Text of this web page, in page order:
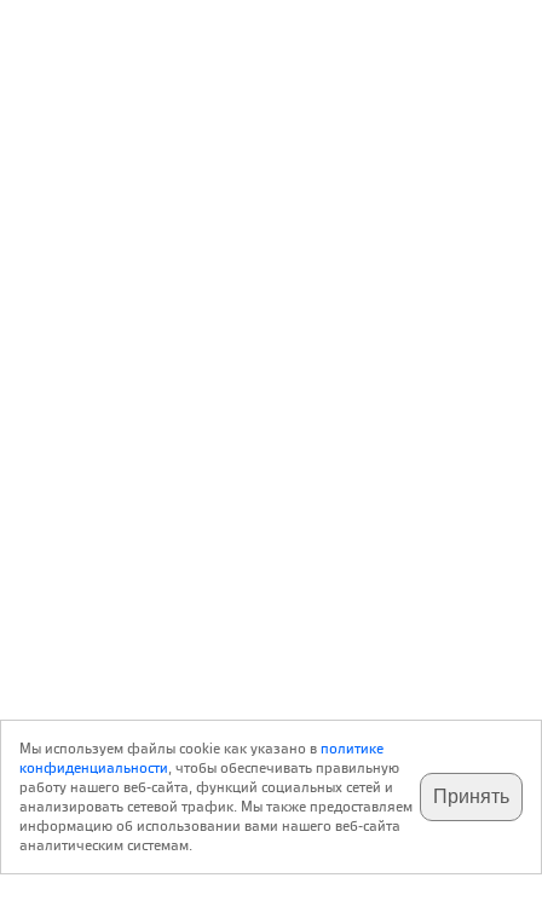
подпишитесь на наш
телеграм @archi_ru
✕
с 20 июля 1999 г.
Мы используем файлы cookie как указано вполитике
конфиденциальности, чтобы обеспечивать правильную
работу нашего веб-сайта, функций социальных сетей и
анализировать сетевой трафик. Мы также предоставляем
информацию об использовании вами нашего веб-сайта
аналитическим системам.
Принять